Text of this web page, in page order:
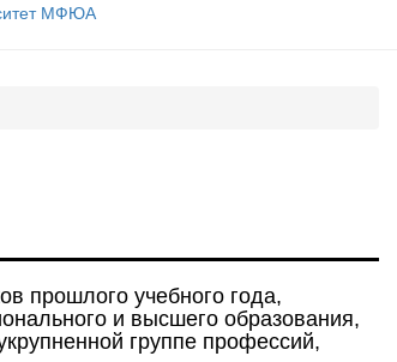
прошлого учебного года,
и высшего образования,
группе профессий,